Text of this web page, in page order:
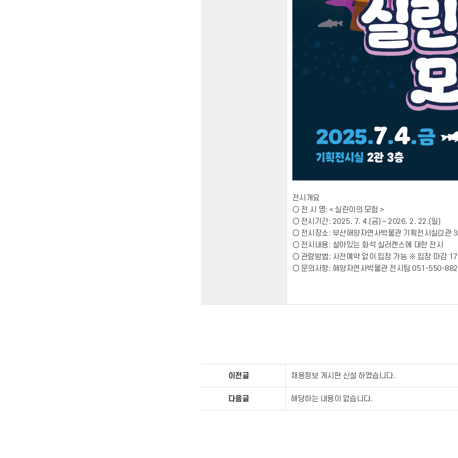
전시개요
○ 전 시 명: < 실린이의 모험 >
○ 전시기간: 2025. 7. 4.(금) ~ 2026. 2. 22.(일)
○ 전시장소: 부산해양자연사박물관 기획전시실(2관
○ 전시내용: 살아있는 화석 실러캔스에 대한 전시
○ 관람방법: 사전예약 없이 입장 가능 ※ 입장 마감
○ 문의사항: 해양자연사박물관 전시팀 051-550-
이전글 채용정보 게시판 신설 하였습니다.
다음글 해당하는 내용이 없습니다.